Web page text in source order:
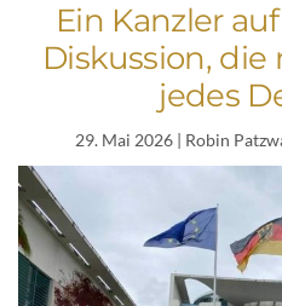
Ein Kanzler
Diskussion, die
jedes
29. Mai 2026 | Robin